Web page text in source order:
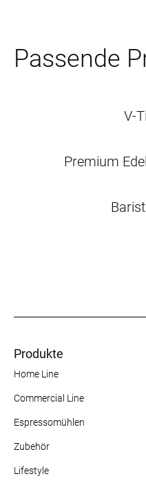
Passende
V-
Premium
Produkte
Home Line
Commercial Line
Espressomühlen
Zubehör
Lifestyle